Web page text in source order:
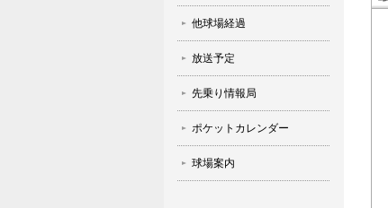
他球場経過
放送予定
先乗り情報局
ポケットカレンダー
球場案内